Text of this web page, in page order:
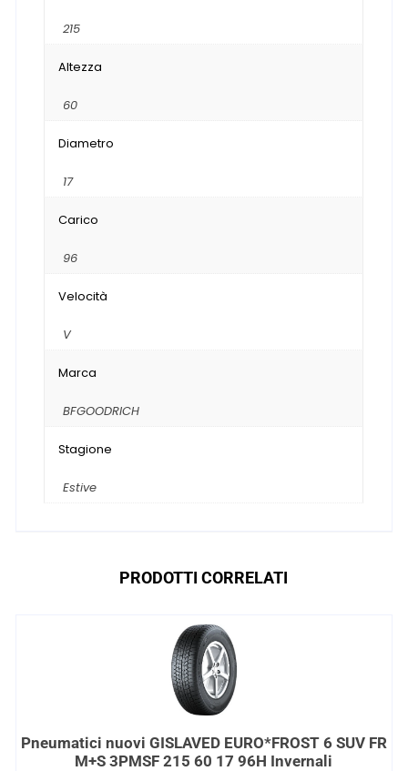
215
Altezza
60
Diametro
17
Carico
96
Velocità
V
Marca
BFGOODRICH
Stagione
Estive
PRODOTTI CORRELATI
Pneumatici nuovi GISLAVED EURO*FROST 6 SUV FR
M+S 3PMSF 215 60 17 96H Invernali